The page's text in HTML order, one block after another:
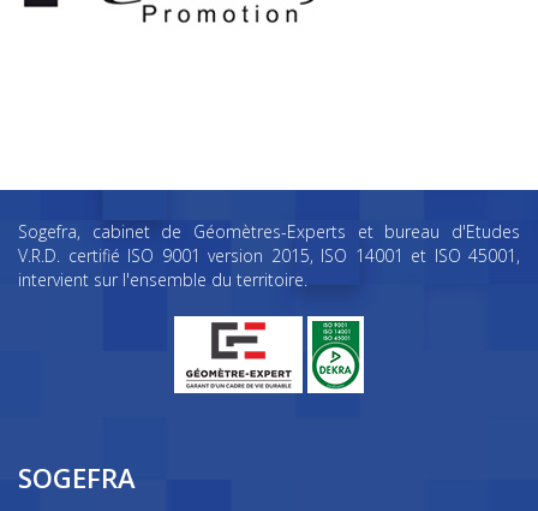
Sogefra, cabinet de Géomètres-Experts et bureau d'Etudes
V.R.D. certifié ISO 9001 version 2015, ISO 14001 et ISO 45001,
intervient sur l'ensemble du territoire.
SOGEFRA